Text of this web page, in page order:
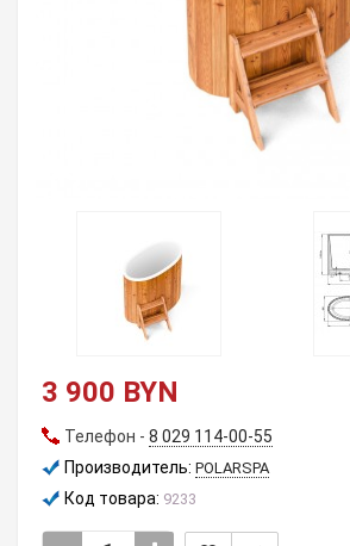
3 900 BYN
Телефон - 8 029 114-00-55
Производитель: POLARSPA
Код товара: 9233